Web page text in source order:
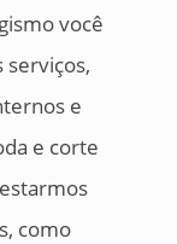
você
serviços,
e
e corte
como